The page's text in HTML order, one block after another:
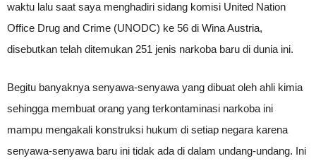
waktu lalu saat saya menghadiri sidang komisi United Nation
Office Drug and Crime (UNODC) ke 56 di Wina Austria,
disebutkan telah ditemukan 251 jenis narkoba baru di dunia ini.
Begitu banyaknya senyawa-senyawa yang dibuat oleh ahli kimia
sehingga membuat orang yang terkontaminasi narkoba ini
mampu mengakali konstruksi hukum di setiap negara karena
senyawa-senyawa baru ini tidak ada di dalam undang-undang. Ini